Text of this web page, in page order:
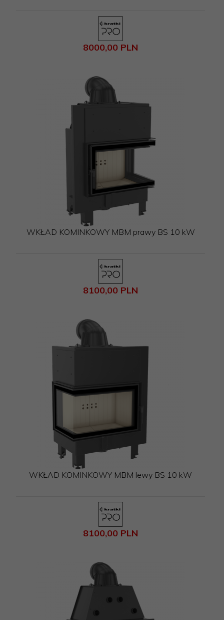
8000,00 PLN
WKŁAD KOMINKOWY MBM prawy BS 10 kW
8100,00 PLN
WKŁAD KOMINKOWY MBM lewy BS 10 kW
8100,00 PLN